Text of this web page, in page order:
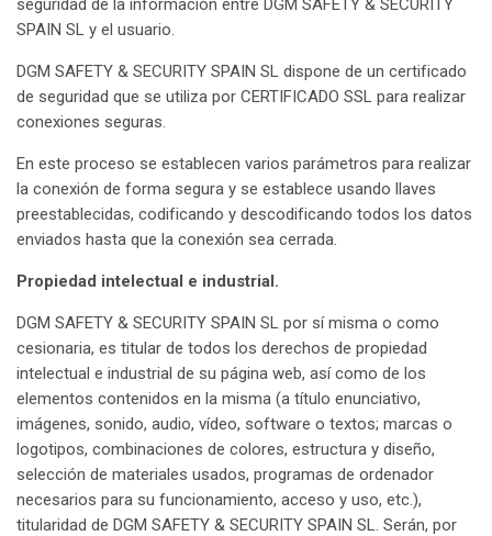
seguridad de la información entre DGM SAFETY & SECURITY
SPAIN SL y el usuario.
DGM SAFETY & SECURITY SPAIN SL dispone de un certificado
de seguridad que se utiliza por CERTIFICADO SSL para realizar
conexiones seguras.
En este proceso se establecen varios parámetros para realizar
la conexión de forma segura y se establece usando llaves
preestablecidas, codificando y descodificando todos los datos
enviados hasta que la conexión sea cerrada.
Propiedad intelectual e industrial.
DGM SAFETY & SECURITY SPAIN SL por sí misma o como
cesionaria, es titular de todos los derechos de propiedad
intelectual e industrial de su página web, así como de los
elementos contenidos en la misma (a título enunciativo,
imágenes, sonido, audio, vídeo, software o textos; marcas o
logotipos, combinaciones de colores, estructura y diseño,
selección de materiales usados, programas de ordenador
necesarios para su funcionamiento, acceso y uso, etc.),
titularidad de DGM SAFETY & SECURITY SPAIN SL. Serán, por